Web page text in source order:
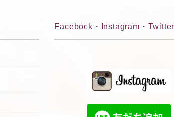
Facebook・Instagram・Twitter